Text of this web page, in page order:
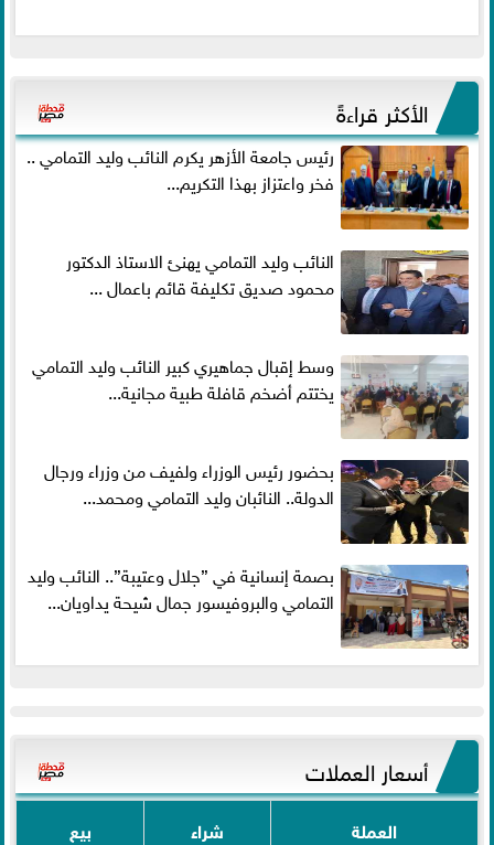
الأكثر قراءةً
رئيس جامعة الأزهر يكرم النائب وليد التمامي ..
فخر واعتزاز بهذا التكريم...
النائب وليد التمامي يهنئ الاستاذ الدكتور
محمود صديق تكليفة قائم باعمال ...
وسط إقبال جماهيري كبير النائب وليد التمامي
يختتم أضخم قافلة طبية مجانية...
بحضور رئيس الوزراء ولفيف من وزراء ورجال
الدولة.. النائبان وليد التمامي ومحمد...
بصمة إنسانية في ”جلال وعتيبة”.. النائب وليد
التمامي والبروفيسور جمال شيحة يداويان...
أسعار العملات
العملة شراء بيع